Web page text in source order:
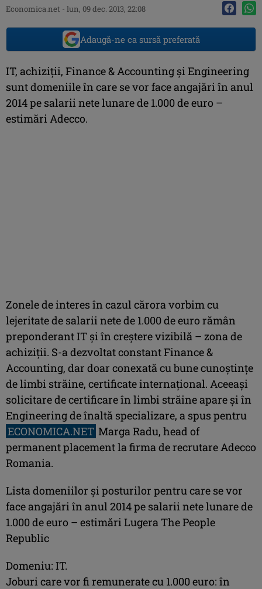
Economica.net - lun, 09 dec. 2013, 22:08
Adaugă-ne ca sursă preferată
IT, achiziţii, Finance & Accounting şi Engineering
sunt domeniile în care se vor face angajări în anul
2014 pe salarii nete lunare de 1.000 de euro –
estimări Adecco.
Zonele de interes în cazul cărora vorbim cu
lejeritate de salarii nete de 1.000 de euro rămân
preponderant IT şi în creştere vizibilă – zona de
achiziţii. S-a dezvoltat constant Finance &
Accounting, dar doar conexată cu bune cunoştinţe
de limbi străine, certificate internaţional. Aceeaşi
solicitare de certificare în limbi străine apare şi în
Engineering de înaltă specializare, a spus pentru
ECONOMICA.NET Marga Radu, head of
permanent placement la firma de recrutare Adecco
Romania.
Lista domeniilor şi posturilor pentru care se vor
face angajări în anul 2014 pe salarii nete lunare de
1.000 de euro – estimări Lugera The People
Republic
Domeniu: IT.
Joburi care vor fi remunerate cu 1.000 euro: în